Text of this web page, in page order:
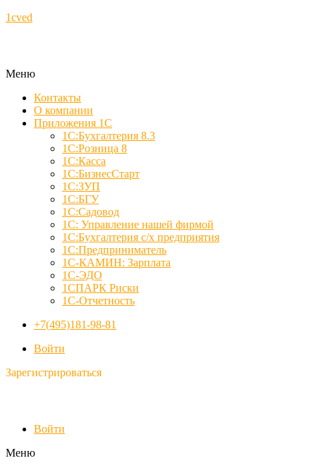
1cved
Меню
Контакты
О компании
Приложения 1С
1С:Бухгалтерия 8.3
1С:Розница 8
1С:Касса
1С:БизнесСтарт
1С:ЗУП
1С:БГУ
1С:Садовод
1С: Управление нашей фирмой
1С:Бухгалтерия с/х предприятия
1С:Предприниматель
1С-КАМИН: Зарплата
1С-ЭДО
1СПАРК Риски
1С-Отчетность
+7(495)181-98-81
Войти
Зарегистрироваться
Войти
Меню